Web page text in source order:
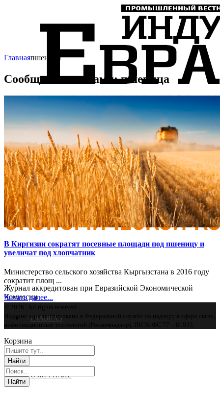
Журнал аккредитован при Евразийской Экономической
Комиссии
ГЛАВНАЯ
О ЖУРНАЛЕ
Главнаяпшеница
Сообщения с тегами: пшеница
В Киргизии сократят посевные площади под пшеницу и
увеличат под хлопчатник
Министерство сельского хозяйства Кыргызстана в 2016 году
сократит площ ...
Читать далее...
© 2026 . All rights reserved.
Издание зарегистрировано в Федеральной службе по надзору в сфере связи,
информационных технологий (Роскомнадзор), ПИ № ФС 77 – 81933.
Корзина